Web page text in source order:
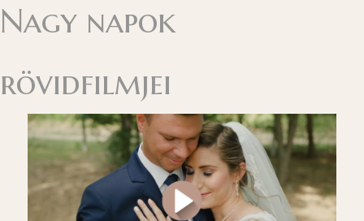
Nagy napok
rövidfilmjei